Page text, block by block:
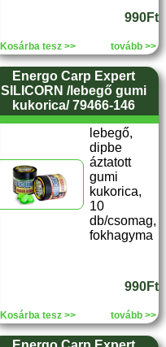
990Ft
Kosárba tesz >> tovább >>
Energo Carp Expert
SILICORN /lebegő gumi
kukorica/ 79466-146
lebegő,
dipbe
áztatott
gumi
kukorica,
10
db/csomag,
fokhagyma
990Ft
Kosárba tesz >> tovább >>